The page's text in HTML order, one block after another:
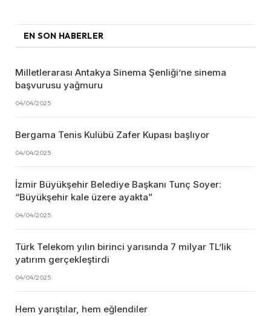
EN SON HABERLER
Milletlerarası Antakya Sinema Şenliği’ne sinema
başvurusu yağmuru
04/04/2025
Bergama Tenis Kulübü Zafer Kupası başlıyor
04/04/2025
İzmir Büyükşehir Belediye Başkanı Tunç Soyer:
“Büyükşehir kale üzere ayakta”
04/04/2025
Türk Telekom yılın birinci yarısında 7 milyar TL’lik
yatırım gerçekleştirdi
04/04/2025
Hem yarıştılar, hem eğlendiler